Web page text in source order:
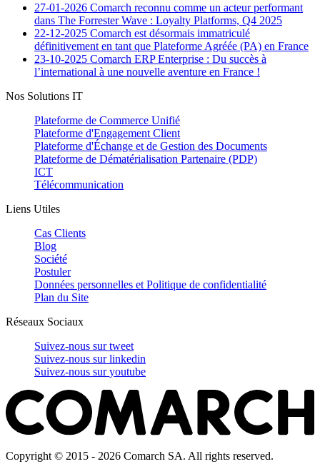
27-01-2026 Comarch reconnu comme un acteur performant
dans The Forrester Wave : Loyalty Platforms, Q4 2025
22-12-2025 Comarch est désormais immatriculé
définitivement en tant que Plateforme Agréée (PA) en France
23-10-2025 Comarch ERP Enterprise : Du succès à
l’international à une nouvelle aventure en France !
Nos Solutions IT
Plateforme de Commerce Unifié
Plateforme d'Engagement Client
Plateforme d'Échange et de Gestion des Documents
Plateforme de Dématérialisation Partenaire (PDP)
ICT
Télécommunication
Liens Utiles
Cas Clients
Blog
Société
Postuler
Données personnelles et Politique de confidentialité
Plan du Site
Réseaux Sociaux
Suivez-nous surtweet
Suivez-nous surlinkedin
Suivez-nous suryoutube
Copyright © 2015 - 2026 Comarch SA. All rights reserved.